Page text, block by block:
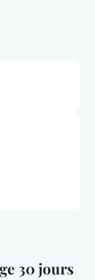
30 jours